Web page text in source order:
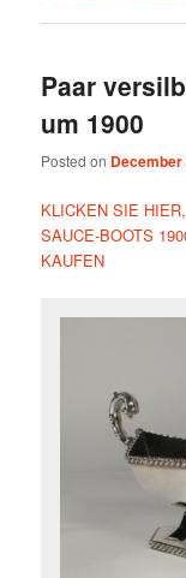
Paar
um 1900
Posted on December
KLICKEN SIE
SAUCE-BOOTS
KAUFEN